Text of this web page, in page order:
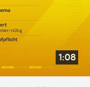
1:08